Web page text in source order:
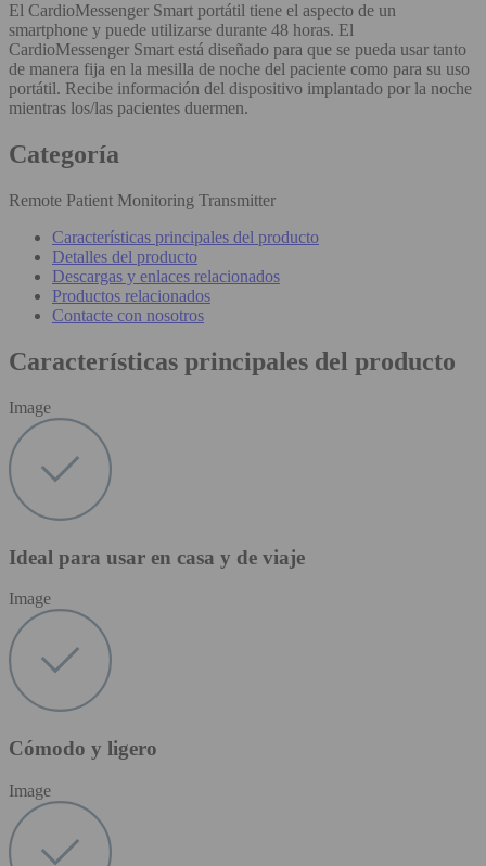
El CardioMessenger Smart portátil tiene el aspecto de un
smartphone y puede utilizarse durante 48 horas. El
CardioMessenger Smart está diseñado para que se pueda usar tanto
de manera fija en la mesilla de noche del paciente como para su uso
portátil. Recibe información del dispositivo implantado por la noche
mientras los/las pacientes duermen.
Categoría
Remote Patient Monitoring Transmitter
Características principales del producto
Detalles del producto
Descargas y enlaces relacionados
Productos relacionados
Contacte con nosotros
Características principales del producto
Image
Ideal para usar en casa y de viaje
Image
Cómodo y ligero
Image